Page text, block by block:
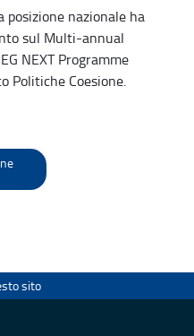
posizione nazionale ha
sul Multi-annual
NEXT Programme
Politiche Coesione.
sito